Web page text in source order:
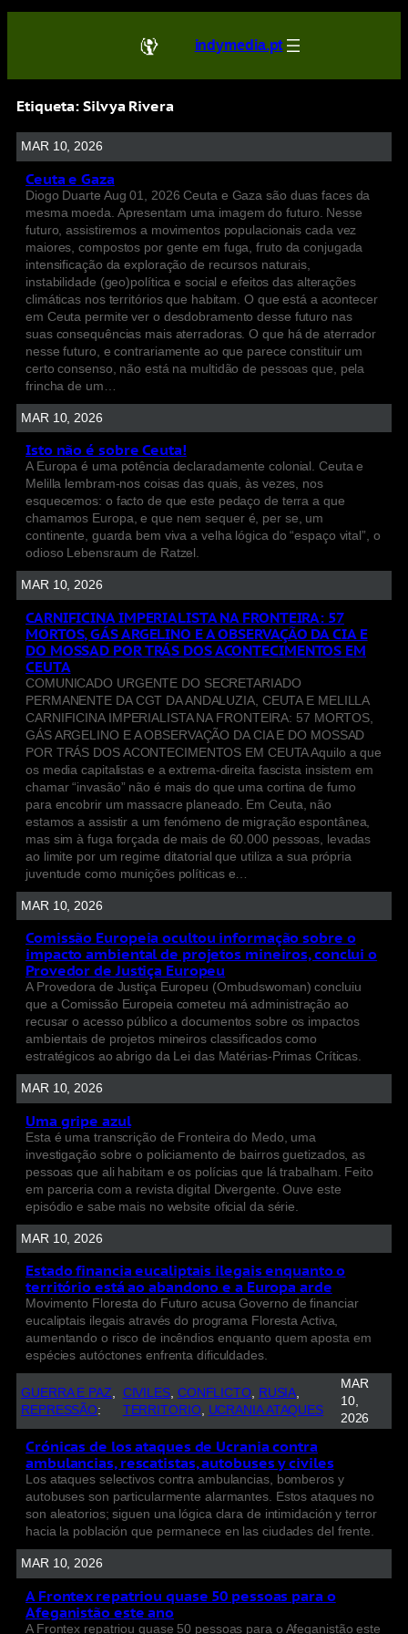
indymedia.pt
Etiqueta:Silvya Rivera
MAR 10, 2026
Ceuta e Gaza
Diogo Duarte Aug 01, 2026 Ceuta e Gaza são duas faces da
mesma moeda. Apresentam uma imagem do futuro. Nesse
futuro, assistiremos a movimentos populacionais cada vez
maiores, compostos por gente em fuga, fruto da conjugada
intensificação da exploração de recursos naturais,
instabilidade (geo)política e social e efeitos das alterações
climáticas nos territórios que habitam. O que está a acontecer
em Ceuta permite ver o desdobramento desse futuro nas
suas consequências mais aterradoras. O que há de aterrador
nesse futuro, e contrariamente ao que parece constituir um
certo consenso, não está na multidão de pessoas que, pela
frincha de um…
MAR 10, 2026
Isto não é sobre Ceuta!
A Europa é uma potência declaradamente colonial. Ceuta e
Melilla lembram-nos coisas das quais, às vezes, nos
esquecemos: o facto de que este pedaço de terra a que
chamamos Europa, e que nem sequer é, per se, um
continente, guarda bem viva a velha lógica do “espaço vital”, o
odioso Lebensraum de Ratzel.
MAR 10, 2026
CARNIFICINA IMPERIALISTA NA FRONTEIRA: 57
MORTOS, GÁS ARGELINO E A OBSERVAÇÃO DA CIA E
DO MOSSAD POR TRÁS DOS ACONTECIMENTOS EM
CEUTA
COMUNICADO URGENTE DO SECRETARIADO
PERMANENTE DA CGT DA ANDALUZIA, CEUTA E MELILLA
CARNIFICINA IMPERIALISTA NA FRONTEIRA: 57 MORTOS,
GÁS ARGELINO E A OBSERVAÇÃO DA CIA E DO MOSSAD
POR TRÁS DOS ACONTECIMENTOS EM CEUTA Aquilo a que
os media capitalistas e a extrema-direita fascista insistem em
chamar “invasão” não é mais do que uma cortina de fumo
para encobrir um massacre planeado. Em Ceuta, não
estamos a assistir a um fenómeno de migração espontânea,
mas sim à fuga forçada de mais de 60.000 pessoas, levadas
ao limite por um regime ditatorial que utiliza a sua própria
juventude como munições políticas e…
MAR 10, 2026
Comissão Europeia ocultou informação sobre o
impacto ambiental de projetos mineiros, conclui o
Provedor de Justiça Europeu
A Provedora de Justiça Europeu (Ombudswoman) concluiu
que a Comissão Europeia cometeu má administração ao
recusar o acesso público a documentos sobre os impactos
ambientais de projetos mineiros classificados como
estratégicos ao abrigo da Lei das Matérias-Primas Críticas.
MAR 10, 2026
Uma gripe azul
Esta é uma transcrição de Fronteira do Medo, uma
investigação sobre o policiamento de bairros guetizados, as
pessoas que ali habitam e os polícias que lá trabalham. Feito
em parceria com a revista digital Divergente. Ouve este
episódio e sabe mais no website oficial da série.
MAR 10, 2026
Estado financia eucaliptais ilegais enquanto o
território está ao abandono e a Europa arde
Movimento Floresta do Futuro acusa Governo de financiar
eucaliptais ilegais através do programa Floresta Activa,
aumentando o risco de incêndios enquanto quem aposta em
espécies autóctones enfrenta dificuldades.
GUERRA E PAZ
REPRESSÃO:
CIVILES CONFLICTO, RUSIA
TERRITORIO, UCRANIA ATAQUES
MAR
10,
2026
Crónicas de los ataques de Ucrania contra
ambulancias, rescatistas, autobuses y civiles
Los ataques selectivos contra ambulancias, bomberos y
autobuses son particularmente alarmantes. Estos ataques no
son aleatorios; siguen una lógica clara de intimidación y terror
hacia la población que permanece en las ciudades del frente.
MAR 10, 2026
A Frontex repatriou quase 50 pessoas para o
Afeganistão este ano
A Frontex repatriou quase 50 pessoas para o Afeganistão este